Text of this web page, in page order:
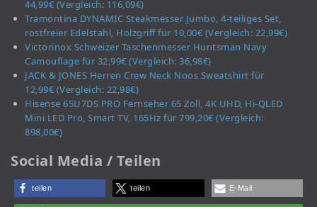
44,99€ (Vergleich: 116,09€)
Tramontina DYNAMIC Steakmesser Jumbo, 4-teiliges Set,
rostfreier Edelstahl, Holzgriff für 10,00€ (Vergleich: 22,99€)
Victorinox Schweizer Taschenmesser Huntsman Navy
Camouflage für 32,99€ (Vergleich: 36,98€)
JACK & JONES Herren Crew Neck Noos Sweatshirt für
12,99€ (Vergleich: 22,98€)
Hisense 65U7DS PRO Fernseher 65 Zoll, 4K UHD, Hi-QLED
Mini LED Pro, Smart TV, 165Hz für 799,20€ (Vergleich:
898,00€)
Social Media / Teilen
teilen teilen E-Mail